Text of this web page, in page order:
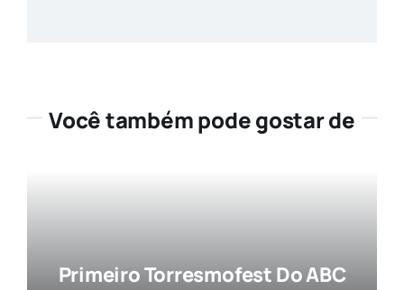
Você também pode gostar de
Primeiro Torresmofest Do ABC